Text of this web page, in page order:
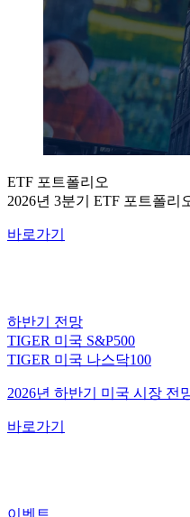
2026년 3분기 ETF 포트폴리오
TIGER 미국 S&P500
TIGER 미국 나스닥100
미국 대표지수 ETF